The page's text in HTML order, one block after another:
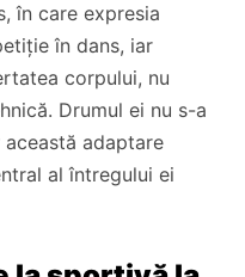
în care expresia
în dans, iar
corpului, nu
Drumul ei nu s-a
adaptare
al întregului ei